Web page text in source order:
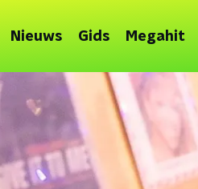
Nieuws Gids Megahit